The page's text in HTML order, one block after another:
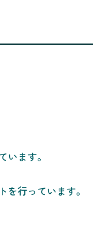
ます。
行っています。